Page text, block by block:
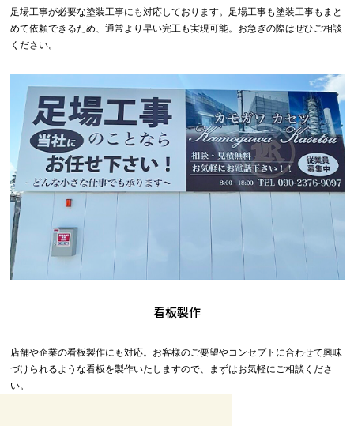
足場工事が必要な塗装工事にも対応しております。足場工事も塗装工事もまと
めて依頼できるため、通常より早い完工も実現可能。お急ぎの際はぜひご相談
ください。
看板製作
店舗や企業の看板製作にも対応。お客様のご要望やコンセプトに合わせて興味
づけられるような看板を製作いたしますので、まずはお気軽にご相談くださ
い。